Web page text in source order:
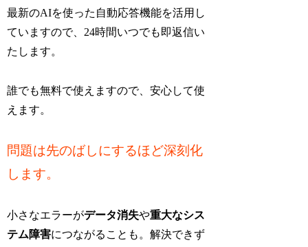
最新のAIを使った自動応答機能を活用し
ていますので、24時間いつでも即返信い
たします。
誰でも無料で使えますので、安心して使
えます。
問題は先のばしにするほど深刻化
します。
小さなエラーがデータ消失や重大なシス
テム障害につながることも。解決できず